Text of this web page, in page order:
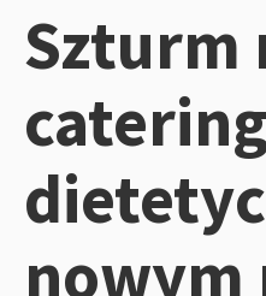
Szturm
nowym